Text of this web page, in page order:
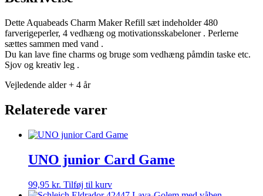
Dette Aquabeads Charm Maker Refill sæt indeholder 480
farverigeperler, 4 vedhæng og motivationsskabeloner . Perlerne
sættes sammen med vand .
Du kan lave fine charms og bruge som vedhæng påmdin taske etc.
Sjov og kreativ leg .
Vejledende alder + 4 år
Relaterede varer
UNO junior Card Game
99,95 kr. Tilføj til kurv